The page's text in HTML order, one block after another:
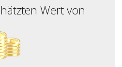
Wert von